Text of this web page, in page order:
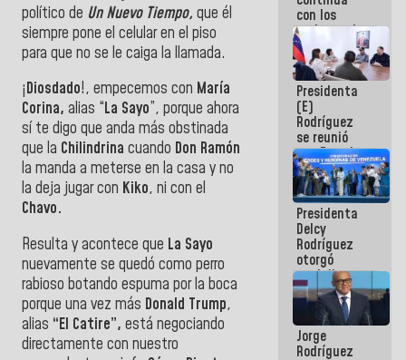
político de Un Nuevo Tiempo, que él
siempre pone el celular en el piso
para que no se le caiga la llamada.
¡Diosdado!, empecemos con María
Corina, alias “La Sayo”, porque ahora
sí te digo que anda más obstinada
que la Chilindrina cuando Don Ramón
la manda a meterse en la casa y no
la deja jugar con Kiko, ni con el
Chavo.
Resulta y acontece que La Sayo
nuevamente se quedó como perro
rabioso botando espuma por la boca
porque una vez más Donald Trump,
alias “El Catire”, está negociando
directamente con nuestro
con los
trabajos de
mantenimiento
e inspección
en la Línea 2
Presidenta
(E)
Rodríguez
se reunió
con Estado
Mayor
Eléctrico
para
abordar
planes de
acción
Presidenta
Delcy
Rodríguez
otorgó
medalla
"Héroe de
Venezuela"
a servidores
públicos
Jorge
Rodríguez